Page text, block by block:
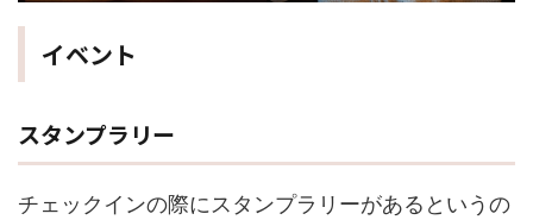
イベント
スタンプラリー
チェックインの際にスタンプラリーがあるというの